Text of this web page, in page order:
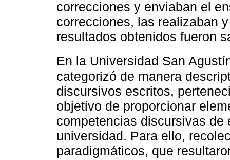
correcciones y enviaban el
correcciones, las realizaban
resultados obtenidos fueron
En la Universidad San
categorizó de manera
discursivos escritos,
objetivo de proporcionar
competencias discursivas de
universidad. Para ello,
paradigmáticos, que